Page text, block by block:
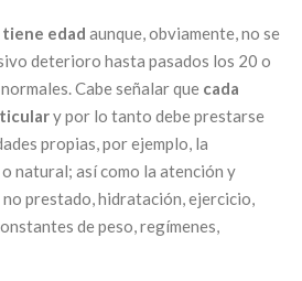
tiene edad aunque, obviamente, no se
deterioro hasta pasados los 20 o
Cabe señalar que cada
y por lo tanto debe prestarse
propias, por ejemplo, la
natural; así como la atención y
no prestado, hidratación, ejercicio,
de peso, regímenes,